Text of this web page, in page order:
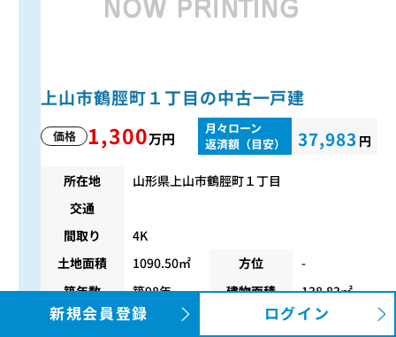
上山市鶴脛町１丁目の中古一戸建
価格 1,300万円
月々ローン
返済額（目安）
37,983 円
所在地
山形県上山市鶴脛町１丁目
交通
間取り
4K
土地面積
1090.50㎡ 方位
-
築年数
築98年 建物面積
138.83㎡
階数
2階建 木造
新規会員登録 ログイン